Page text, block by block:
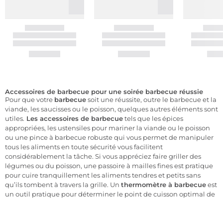
Accessoires de barbecue pour une soirée barbecue réussie
Pour que votre barbecuesoit une réussite, outre le barbecue et la
viande, les saucisses ou le poisson, quelques autres éléments sont
utiles. Les accessoires de barbecuetels que les épices
appropriées, les ustensiles pour mariner la viande ou le poisson
ou une pince à barbecue robuste qui vous permet de manipuler
tous les aliments en toute sécurité vous facilitent
considérablement la tâche. Si vous appréciez faire griller des
légumes ou du poisson, une passoire à mailles fines est pratique
pour cuire tranquillement les aliments tendres et petits sans
qu’ils tombent à travers la grille. Un thermomètre à barbecueest
un outil pratique pour déterminer le point de cuisson optimal de